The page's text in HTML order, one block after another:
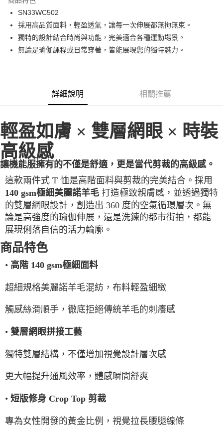
ATM付款
運送方式
一般全家取貨
每筆NT$100，滿NT$2,000(含以上)免運費
每筆NT$100
7-11超取(2000以上免運)
每筆NT$100，滿NT$2,000(含以上)免運費
每筆NT$100
宅配出貨(2000以上免運)
每筆NT$100，滿NT$2,000(含以上)免運費
SN33WC502
採用高品質面料，輕盈透氣，讓每一次伸展都無拘無束。
獨特的設計結合時尚與功能，完美適合各種運動場景。
無論是瑜伽課程或日常穿著，皆能展現您的獨特魅力。
詳細說明 相關推薦
輕盈如膚 × 雙層網眼 × 時裝
高級感
讓機能服擁有的不僅是舒適，更是當代剪裁的高級感。
這款兩件式 T 恤是高階面料與剪裁的完美結合。採用
140 gsm極細美麗諾羊毛 打造極致親膚感，並透過獨特
的雙層網眼設計，創造出 360 度的空氣循環層次。無
論是高強度的瑜伽伸展，還是洗鍊的都市街拍，都能
展現俐落自信的活力輪廓。
商品特色
• 高階 140 gsm極細面料
超細規格美麗諾羊毛混紡，布料輕盈細緻
觸感絲滑順手，徹底拒絕傳統羊毛的刺癢感
• 雙層網眼拼接工藝
獨特雙層結構，不僅增加視覺設計層次感
更大幅提升通風效率，體感瞬間舒爽
• 短版修身 Crop Top 剪裁
專為女性開發的黃金比例，視覺拉長腰腿線條